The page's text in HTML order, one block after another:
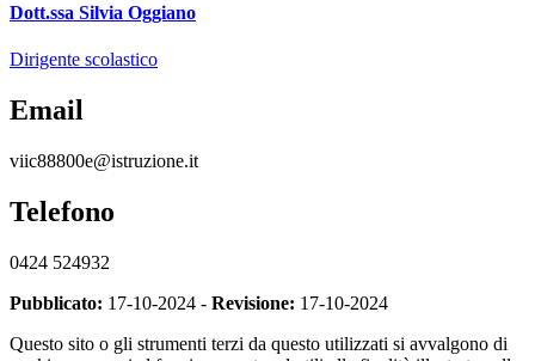
Dott.ssa Silvia Oggiano
Dirigente scolastico
Email
viic88800e@istruzione.it
Telefono
0424 524932
Pubblicato: 17-10-2024 - Revisione: 17-10-2024
Questo sito o gli strumenti terzi da questo utilizzati si avvalgono di